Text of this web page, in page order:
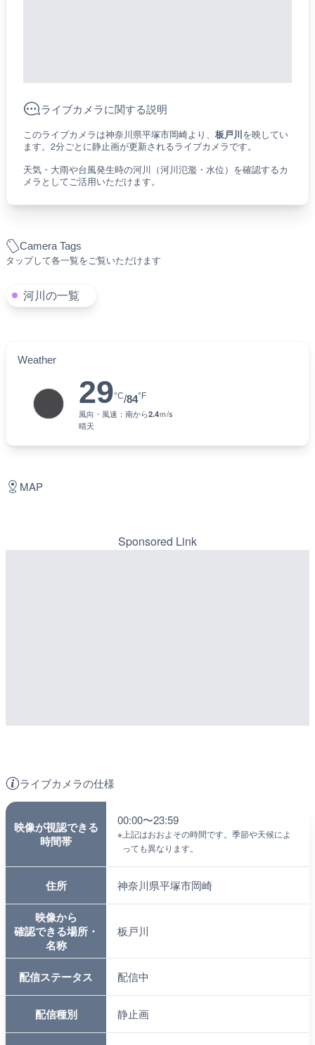
Camera Tags
タップして各一覧をご覧いただけます
河川の一覧
Weather
29°C/84°F
風向・風速： 南から2.4ｍ/s
晴天
ライブカメラに関する説明
このライブカメラは神奈川県平塚市岡崎より、 板戸川を映してい
ます。2分ごとに静止画が更新されるライブカメラです。
天気・大雨や台風発生時の河川（河川氾濫・水位）を確認するカ
メラとしてご活用いただけます。
ライブカメラの仕様
映像が視認できる
時間帯
00:00〜23:59
※ 上記はおおよその時間です。季節や天候によ
っても異なります。
住所 神奈川県平塚市岡崎
映像から
確認できる場所・
名称
板戸川
配信ステータス 配信中
配信種別 静止画
MAP
Sponsored Link